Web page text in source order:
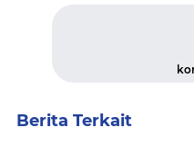
Berita Terkait